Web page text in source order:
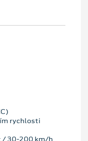
rychlosti
/ 30-200 km/h